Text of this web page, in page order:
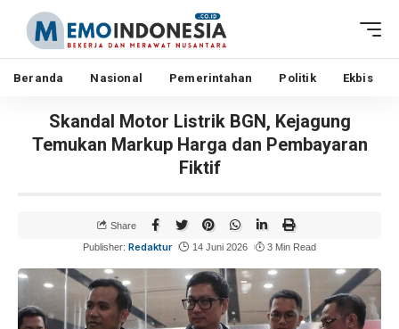
Beranda Nasional Pemerintahan Politik Ekbis
Skandal Motor Listrik BGN, Kejagung
Temukan Markup Harga dan Pembayaran
Fiktif
Publisher: Redaktur 14 Juni 2026 3 Min Read
Share